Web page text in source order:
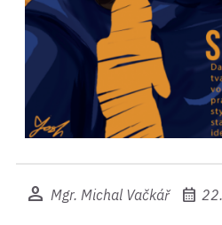
person Mgr. Michal Vačkář calendar_month